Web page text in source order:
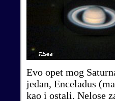
Evo opet mog
jedan, Enceladus
kao i ostali. Nelose